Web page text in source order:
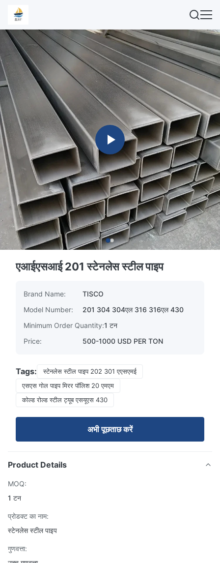
एआईएसआई 201 स्टेनलेस स्टील पाइप
Brand Name:
TISCO
Model Number:
201 304 304एल 316 316एल 430
Minimum Order Quantity:1 टन
Price:
500-1000 USD PER TON
Tags:
स्टेनलेस स्टील पाइप 202 301 एएसएमई
एसएस गोल पाइप मिरर पॉलिश 20 एमएम
कोल्ड रोल्ड स्टील ट्यूब एसयूएस 430
अभी पूछताछ करें
Product Details
MOQ:
1 टन
प्रोडक्ट का नाम:
स्टेनलेस स्टील पाइप
गुणवत्ता: